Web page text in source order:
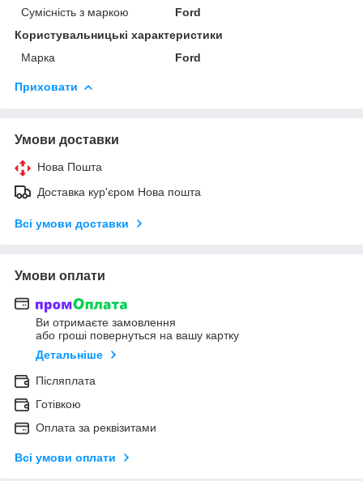
Сумісність з маркою
Ford
Користувальницькі характеристики
Марка
Ford
Приховати
Умови доставки
Нова Пошта
Доставка кур'єром Нова пошта
Всі умови доставки
Умови оплати
Ви отримаєте замовлення
або гроші повернуться на вашу картку
Детальніше
Післяплата
Готівкою
Оплата за реквізитами
Всі умови оплати